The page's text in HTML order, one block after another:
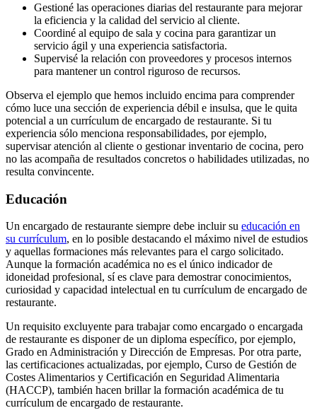
Gestioné las operaciones diarias del restaurante para mejorar
la eficiencia y la calidad del servicio al cliente.
Coordiné al equipo de sala y cocina para garantizar un
servicio ágil y una experiencia satisfactoria.
Supervisé la relación con proveedores y procesos internos
para mantener un control riguroso de recursos.
Observa el ejemplo que hemos incluido encima para comprender
cómo luce una sección de experiencia débil e insulsa, que le quita
potencial a un currículum de encargado de restaurante. Si tu
experiencia sólo menciona responsabilidades, por ejemplo,
supervisar atención al cliente o gestionar inventario de cocina, pero
no las acompaña de resultados concretos o habilidades utilizadas, no
resulta convincente.
Educación
Un encargado de restaurante siempre debe incluir su educación en
su currículum, en lo posible destacando el máximo nivel de estudios
y aquellas formaciones más relevantes para el cargo solicitado.
Aunque la formación académica no es el único indicador de
idoneidad profesional, sí es clave para demostrar conocimientos,
curiosidad y capacidad intelectual en tu currículum de encargado de
restaurante.
Un requisito excluyente para trabajar como encargado o encargada
de restaurante es disponer de un diploma específico, por ejemplo,
Grado en Administración y Dirección de Empresas. Por otra parte,
las certificaciones actualizadas, por ejemplo, Curso de Gestión de
Costes Alimentarios y Certificación en Seguridad Alimentaria
(HACCP), también hacen brillar la formación académica de tu
currículum de encargado de restaurante.